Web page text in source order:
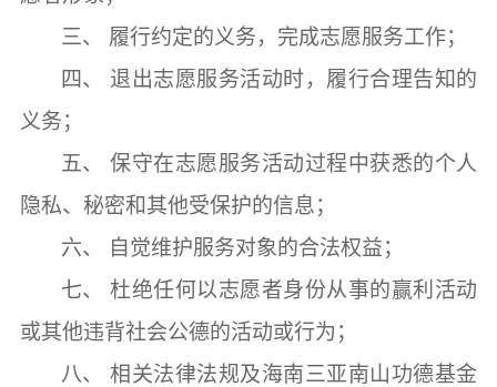
三、 履行约定的义务，完成志愿服务工作；
四、 退出志愿服务活动时，履行合理告知的
义务；
五、保守在志愿服务活动过程中获悉的个人
隐私、秘密和其他受保护的信息；
六、
自觉维护服务对象的合法权益；
七、杜绝任何以志愿者身份从事的赢利活动
或其他违背社会公德的活动或行为；
八、相关法律法规及海南三亚南山功德基金